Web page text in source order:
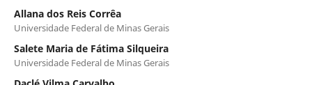
Allana dos Reis Corrêa
Universidade Federal de Minas Gerais
Salete Maria de Fátima Silqueira
Universidade Federal de Minas Gerais